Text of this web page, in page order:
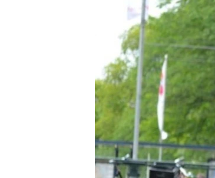
УКРАЇНСЬКА ПРОБЛЕМА КРИМУ